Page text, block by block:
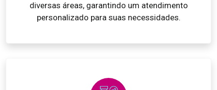
diversas áreas, garantindo um atendimento
personalizado para suas necessidades.